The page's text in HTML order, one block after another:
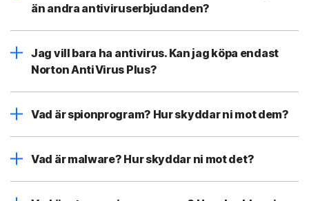
än andra antiviruserbjudanden?
Jag vill bara ha antivirus. Kan jag köpa endast
Norton AntiVirus Plus?
Vad är spionprogram? Hur skyddar ni mot dem?
Vad är malware? Hur skyddar ni mot det?